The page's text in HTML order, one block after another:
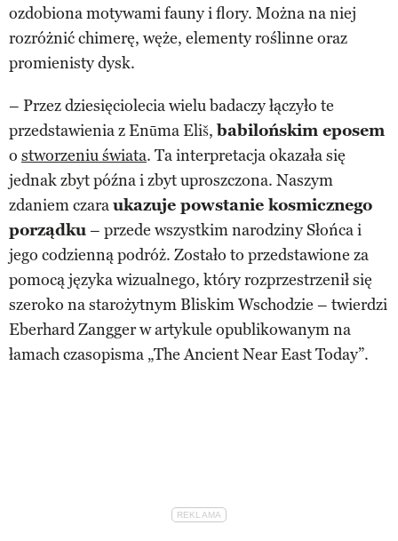
ozdobiona motywami fauny i flory. Można na niej
rozróżnić chimerę, węże, elementy roślinne oraz
promienisty dysk.
– Przez dziesięciolecia wielu badaczy łączyło te
przedstawienia z Enūma Eliš,babilońskim eposem
o stworzeniu świata. Ta interpretacja okazała się
jednak zbyt późna i zbyt uproszczona. Naszym
zdaniem czaraukazuje powstanie kosmicznego
porządku– przede wszystkim narodziny Słońca i
jego codzienną podróż. Zostało to przedstawione za
pomocą języka wizualnego, który rozprzestrzenił się
szeroko na starożytnym Bliskim Wschodzie – twierdzi
Eberhard Zangger w artykule opublikowanym na
łamach czasopisma „The Ancient Near East Today”.